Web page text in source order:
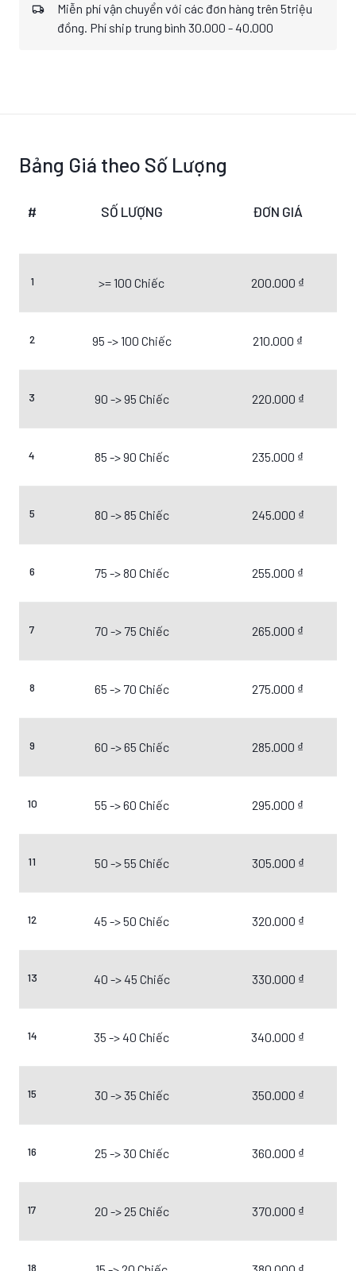
Miễn phí vận chuyển với các đơn hàng trên 5triệu
đồng. Phí ship trung bình 30.000 - 40.000
Bảng Giá theo Số Lượng
# SỐ LƯỢNG ĐƠN GIÁ
1 >= 100 Chiếc 200.000 ₫
2 95 -> 100 Chiếc 210.000 ₫
3 90 -> 95 Chiếc 220.000 ₫
4 85 -> 90 Chiếc 235.000 ₫
5 80 -> 85 Chiếc 245.000 ₫
6 75 -> 80 Chiếc 255.000 ₫
7 70 -> 75 Chiếc 265.000 ₫
8 65 -> 70 Chiếc 275.000 ₫
9 60 -> 65 Chiếc 285.000 ₫
10 55 -> 60 Chiếc 295.000 ₫
11 50 -> 55 Chiếc 305.000 ₫
12 45 -> 50 Chiếc 320.000 ₫
13 40 -> 45 Chiếc 330.000 ₫
14 35 -> 40 Chiếc 340.000 ₫
15 30 -> 35 Chiếc 350.000 ₫
16 25 -> 30 Chiếc 360.000 ₫
17 20 -> 25 Chiếc 370.000 ₫
18